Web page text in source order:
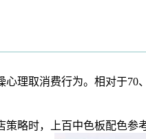
取消费行为。相对于70
时，上百中色板配色参考